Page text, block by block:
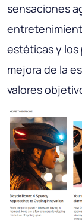
sensaciones
estéticas y los
mejora de la
valores